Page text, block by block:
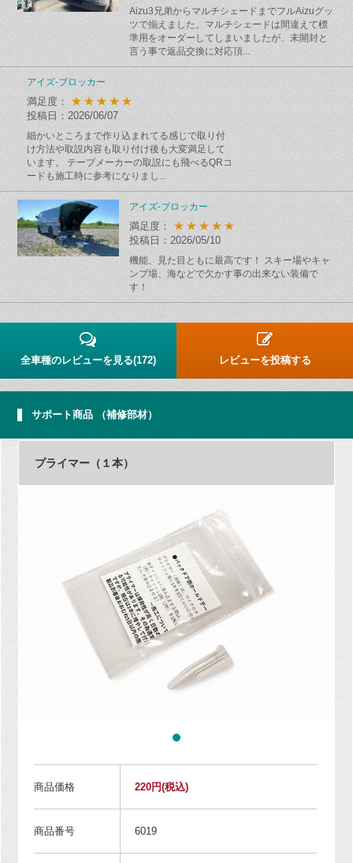
Aizu3兄弟からマルチシェードまでフルAizuグッ
ツで揃えました。マルチシェードは間違えて標
準用をオーダーしてしまいましたが、未開封と
言う事で返品交換に対応頂...
アイズ-ブロッカー
満足度： ★★★★★
投稿日：2026/06/07
細かいところまで作り込まれてる感じで取り付
け方法や取説内容も取り付け後も大変満足して
います。 テープメーカーの取説にも飛べるQRコ
ードも施工時に参考になりまし...
アイズ-ブロッカー
満足度： ★★★★★
投稿日：2026/05/10
機能、見た目ともに最高です！ スキー場やキャ
ンプ場、海などで欠かす事の出来ない装備で
す！
全車種のレビューを見る(172) レビューを投稿する
サポート商品 （補修部材）
プライマー（１本）
商品価格 220円(税込)
商品番号 6019